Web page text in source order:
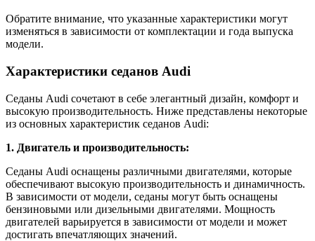
Обратите внимание, что указанные характеристики могут
изменяться в зависимости от комплектации и года выпуска
модели.
Характеристики седанов Audi
Седаны Audi сочетают в себе элегантный дизайн, комфорт и
высокую производительность. Ниже представлены некоторые
из основных характеристик седанов Audi:
1. Двигатель и производительность:
Седаны Audi оснащены различными двигателями, которые
обеспечивают высокую производительность и динамичность.
В зависимости от модели, седаны могут быть оснащены
бензиновыми или дизельными двигателями. Мощность
двигателей варьируется в зависимости от модели и может
достигать впечатляющих значений.